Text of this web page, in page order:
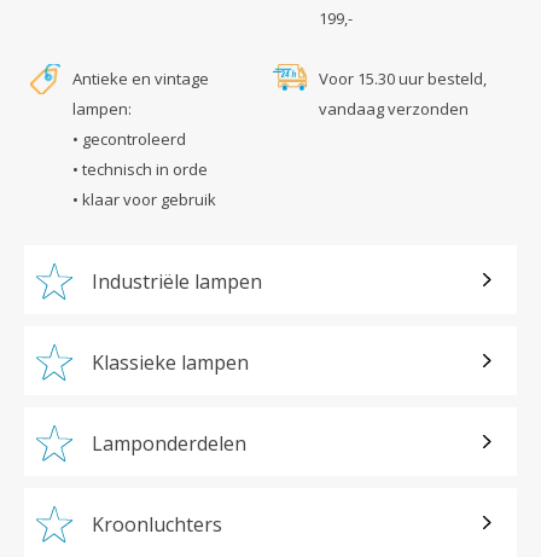
199,-
Antieke en vintage
lampen:
• gecontroleerd
• technisch in orde
• klaar voor gebruik
Voor 15.30 uur besteld,
vandaag verzonden
Industriële lampen
Klassieke lampen
Lamponderdelen
Kroonluchters